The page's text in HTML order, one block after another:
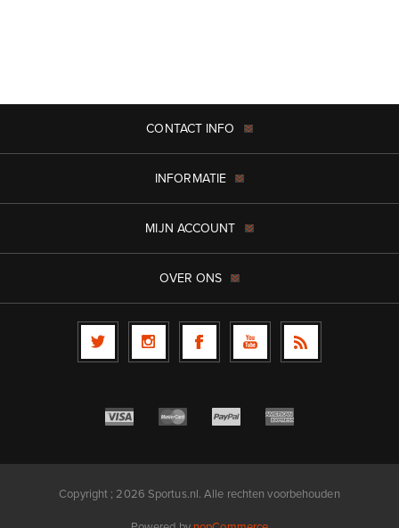
CONTACT INFO
INFORMATIE
MIJN ACCOUNT
OVER ONS
Copyright ; 2026 Sportus.nl. Alle rechten voorbehouden